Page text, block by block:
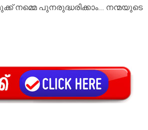
നമ്മെ പുനരുദ്ധരിക്കാം… നന്മയുടെ